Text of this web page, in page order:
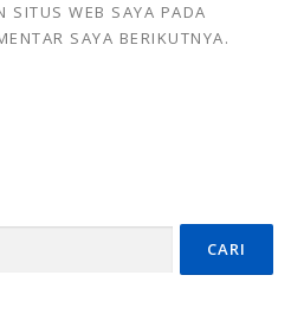
SITUS WEB SAYA PADA
SAYA BERIKUTNYA.